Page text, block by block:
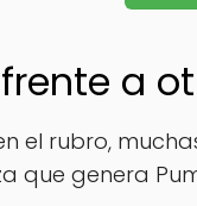
a
el rubro,
que genera